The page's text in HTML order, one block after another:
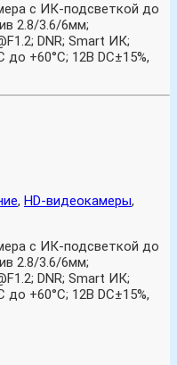
с ИК-подсветкой до
2.8/3.6/6мм;
DNR; Smart ИК;
до +60°С; 12В DC±15%,
, HD-видеокамеры,
с ИК-подсветкой до
2.8/3.6/6мм;
DNR; Smart ИК;
до +60°С; 12В DC±15%,